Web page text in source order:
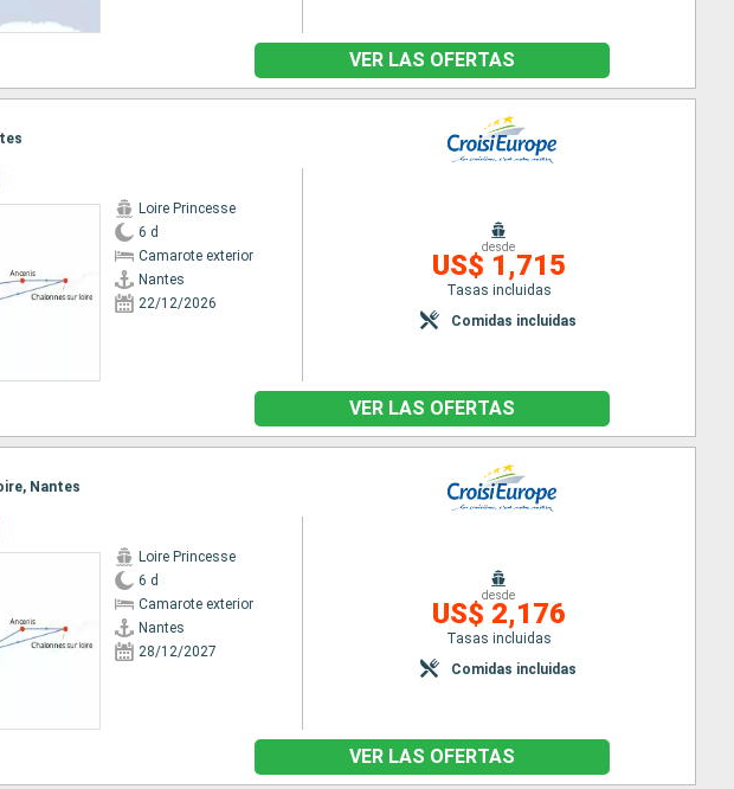
VER LAS OFERTAS
Loire Princesse
6 d
Camarote exterior
Nantes
22/12/2026
desde
US$ 1,715
Tasas incluidas
Comidas incluidas
VER LAS OFERTAS
Nantes
Loire Princesse
6 d
Camarote exterior
Nantes
28/12/2027
desde
US$ 2,176
Tasas incluidas
Comidas incluidas
VER LAS OFERTAS